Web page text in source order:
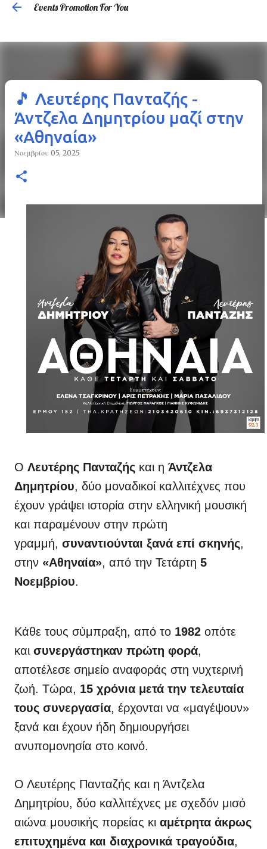
Events Promotion For You
🎵 Λευτέρης Πανταζής -
Άντζελα Δημητρίου μαζί στην
«Αθηναία»
Νοεμβρίου 05, 2025
Ο Λευτέρης Πανταζής και η Άντζελα
Δημητρίου, δύο μοναδικοί καλλιτέχνες που
έχουν γράψει ιστορία στην ελληνική μουσική
και παραμένουν στην πρώτη
γραμμή, συναντιούνται ξανά επί σκηνής,
στην «Αθηναία», από την Τετάρτη 5
Νοεμβρίου.
Κάθε τους σύμπραξη, από το 1982 οπότε
και συνεργάστηκαν πρώτη φορά,
αποτέλεσε σημείο αναφοράς στη νυχτερινή
ζωή. Τώρα, 15 χρόνια μετά την τελευταία
τους συνεργασία, έρχονται να «μαγέψουν»
ξανά και έχουν ήδη δημιουργήσει
ανυπομονησία στο κοινό.
Ο Λευτέρης Πανταζής και η Άντζελα
Δημητρίου, δύο καλλιτέχνες με σχεδόν μισό
αιώνα μουσικής πορείας κι αμέτρητα άκρως
επιτυχημένα και διαχρονικά τραγούδια,